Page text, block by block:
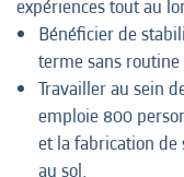
expériences tout au
Bénéficier de
terme sans
Travailler au sein
emploie 800
et la fabrication de
au sol.